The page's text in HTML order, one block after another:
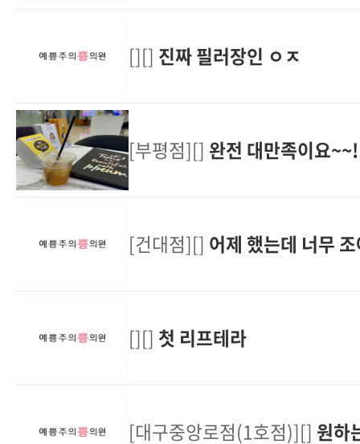
[][] 진짜 필러장인 ㅇㅈ
[부평점][] 완전 대만족이요
[건대점][] 어제 했는데 너무
[][] 첫 리프테라
[대구중앙로점(1호점)][] 원하